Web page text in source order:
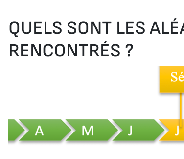
QUELS SONT LES
RENCONTRÉS ?